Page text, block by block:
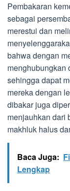
Pembakaran
sebagai
merestui dan
bahwa dengan
menghubungkan
sehingga dapat
mereka dengan
dibakar juga
menjauhkan dari
makhluk halus
Baca Juga:
Lengkap